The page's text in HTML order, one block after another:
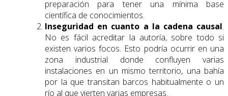
preparación para tener una mínima base
científica de conocimientos.
Inseguridad en cuanto a la cadena causal.
No es fácil acreditar la autoría, sobre todo si
existen varios focos. Esto podría ocurrir en una
zona industrial donde confluyen varias
instalaciones en un mismo territorio, una bahía
por la que transitan barcos habitualmente o un
río al que vierten varias empresas.